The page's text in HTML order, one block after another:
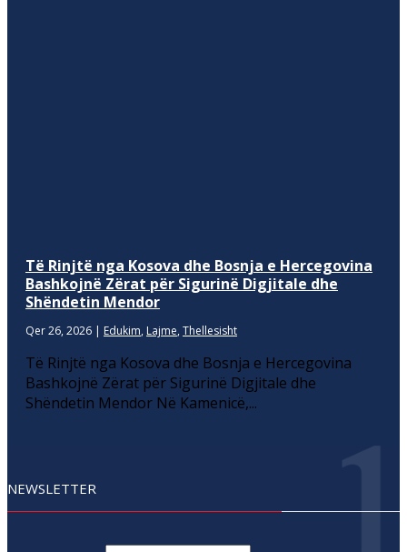
Të Rinjtë nga Kosova dhe Bosnja e Hercegovina
Bashkojnë Zërat për Sigurinë Digjitale dhe
Shëndetin Mendor
Qer 26, 2026 | Edukim, Lajme, Thellesisht
Të Rinjtë nga Kosova dhe Bosnja e Hercegovina
Bashkojnë Zërat për Sigurinë Digjitale dhe
Shëndetin Mendor Në Kamenicë,...
NEWSLETTER